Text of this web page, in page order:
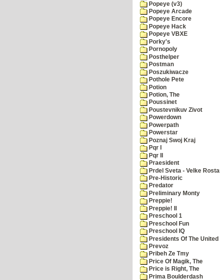
Popeye (v3)
Popeye Arcade
Popeye Encore
Popeye Hack
Popeye VBXE
Porky's
Pornopoly
Posthelper
Postman
Poszukiwacze
Pothole Pete
Potion
Potion, The
Poussinet
Poustevnikuv Zivot
Powerdown
Powerpath
Powerstar
Poznaj Swoj Kraj
Pqr I
Pqr II
Praesident
Prdel Sveta - Velke
Pre-Historic
Predator
Preliminary Monty
Preppie!
Preppie! II
Preschool 1
Preschool Fun
Preschool IQ
Presidents Of The
Prevoz
Pribeh Ze Tmy
Price Of Magik, The
Price is Right, The
Prima Boulderdash